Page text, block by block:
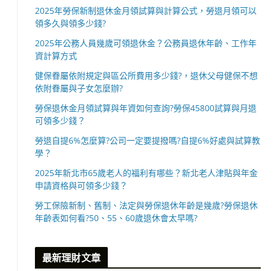
2025年勞保新制退休金月領試算與計算公式，勞退月領可以
領多久與領多少錢?
2025年公務人員幾歲可領退休金？公務員退休年齡、工作年
資計算方式
健保眷屬依附規定與區公所費用多少錢?，退休父母健保不想
依附眷屬與子女怎麼辦?
勞保退休金月領試算與年資如何查詢?勞保45800試算與月退
可領多少錢？
勞退自提6%怎麼算?公司一定要提撥嗎?自提6%好處與試算教
學？
2025年新北市65歲老人的福利有哪些？新北老人津貼與年金
申請資格與可領多少錢？
勞工保險新制、舊制、法定與勞保退休年齡是幾歲?勞保退休
年齡表如何看?50、55、60歲退休會太早嗎?
最新理財文章